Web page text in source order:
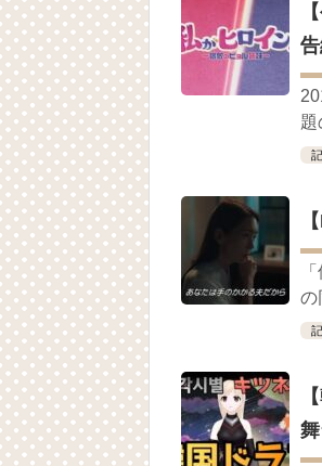
(ENG SUB)
ェジン / エンジョイ❕
ユン・ギュ
News
キム・レ
「まず熱
【裏芸能】
キム・ユジ
幻の王女
YUCHUN ♥
[Fan MV]七
俳優カン・
Powered by
題
の